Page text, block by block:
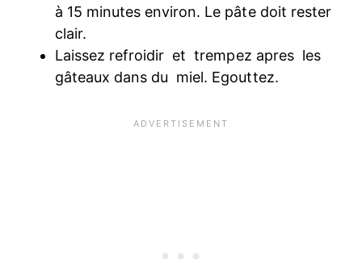
à 15 minutes environ. Le pâte doit rester
clair.
Laissez refroidir et trempez apres les
gâteaux dans du miel. Egouttez.